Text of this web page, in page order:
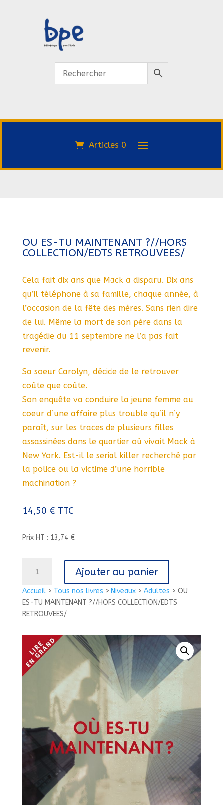
Articles 0
Accueil> Tous nos livres > Niveaux> Adultes > OU
ES-TU MAINTENANT ?//HORS COLLECTION/EDTS
RETROUVEES/
OU ES-TU MAINTENANT ?//HORS
COLLECTION/EDTS RETROUVEES/
Cela fait dix ans que Mack a disparu. Dix ans
qu’il téléphone à sa famille, chaque année, à
l’occasion de la fête des mères. Sans rien dire
de lui. Même la mort de son père dans la
tragédie du 11 septembre ne l’a pas fait
revenir.
Sa soeur Carolyn, décide de le retrouver
coûte que coûte.
Son enquête va conduire la jeune femme au
coeur d’une affaire plus trouble qu’il n’y
paraît, sur les traces de plusieurs filles
assassinées dans le quartier où vivait Mack à
New York. Est-il le serial killer recherché par
la police ou la victime d’une horrible
machination ?
14,50 € TTC
Prix HT : 13,74 €
OU
ES-
TU
COLLECTION/EDTS
RETROUVEES/
Ajouter au panier